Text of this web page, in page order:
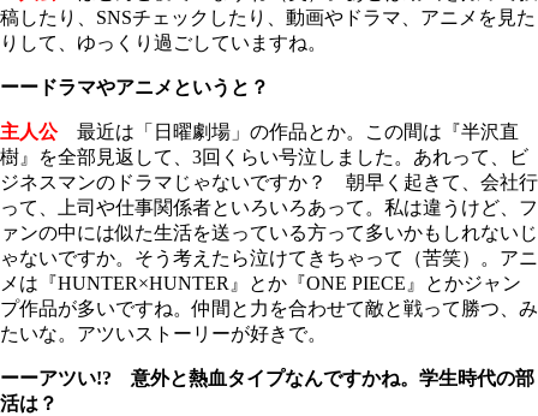
稿したり、SNSチェックしたり、動画やドラマ、アニメを見た
りして、ゆっくり過ごしていますね。
ーードラマやアニメというと？
主人公最近は「日曜劇場」の作品とか。この間は『半沢直
樹』を全部見返して、3回くらい号泣しました。あれって、ビ
ジネスマンのドラマじゃないですか？ 朝早く起きて、会社行
って、上司や仕事関係者といろいろあって。私は違うけど、フ
ァンの中には似た生活を送っている方って多いかもしれないじ
ゃないですか。そう考えたら泣けてきちゃって（苦笑）。アニ
メは『HUNTER×HUNTER』とか『ONE PIECE』とかジャン
プ作品が多いですね。仲間と力を合わせて敵と戦って勝つ、み
たいな。アツいストーリーが好きで。
ーーアツい!? 意外と熱血タイプなんですかね。学生時代の部
活は？